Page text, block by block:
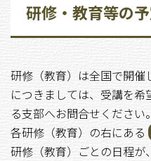
研修・教育等の
研修（教育）は全国で開催
につきましては、受講を
る支部へお問合せください。
各研修（教育）の右にある
研修（教育）ごとの日程が、